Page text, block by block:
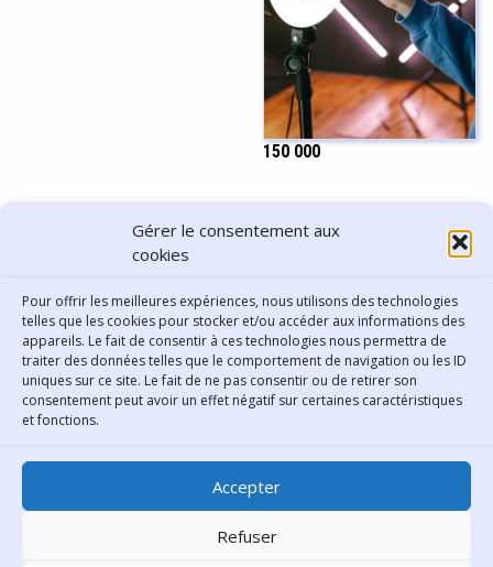
Gérer le consentement aux
cookies
Pour offrir les meilleures expériences, nous utilisons des technologies
telles que les cookies pour stocker et/ou accéder aux informations des
appareils. Le fait de consentir à ces technologies nous permettra de
traiter des données telles que le comportement de navigation ou les ID
uniques sur ce site. Le fait de ne pas consentir ou de retirer son
consentement peut avoir un effet négatif sur certaines caractéristiques
et fonctions.
Accepter
Refuser
150 000
PARTAGER CET ARTICLE
Bibliothèque municipale de
Lyon
30 Boulevard Vivier-Merle